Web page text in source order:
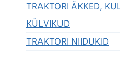
TRAKTORI ÄKKED,
KÜLVIKUD
TRAKTORI NIIDUKID